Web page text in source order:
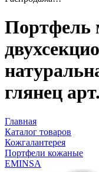
Портфель
глянец
Главная
Каталог товаров
Кожгалантерея
Портфели кожаные
EMINSA